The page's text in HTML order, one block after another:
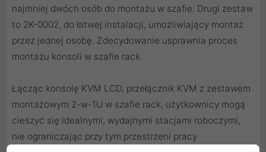
najmniej dwóch osób do montażu w szafie. Drugi zestaw
to 2K-0002, do łatwej instalacji, umożliwiający montaż
przez jednej osobę. Zdecydowanie usprawnia proces
montażu konsoli w szafie rack.
Łącząc konsolę KVM LCD, przełącznik KVM z zestawem
montażowym 2-w-1U w szafie rack, użytkownicy mogą
cieszyć się idealnymi, wydajnymi stacjami roboczymi,
nie ograniczając przy tym przestrzeni pracy